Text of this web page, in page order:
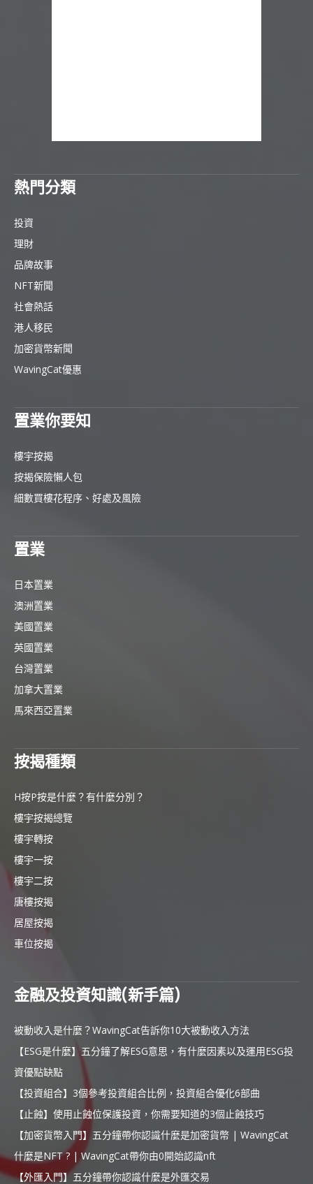
熱門分類
投資
理財
品牌故事
NFT新聞
社會熱話
港人移民
加密貨幣新聞
WavingCat優惠
置業你要知
樓宇按揭
按揭保險懶人包
細數買樓花程序、好處及風險
置業
日本置業
澳洲置業
美國置業
英國置業
台灣置業
加拿大置業
馬來西亞置業
按揭種類
H按P按是什麼？有什麼分別？
樓宇按揭總覽
樓宇轉按
樓宇一按
樓宇二按
唐樓按揭
居屋按揭
車位按揭
金融及投資知識(新手篇)
被動收入是什麼？WavingCat告訴你10大被動收入方法
【ESG是什麼】五分鐘了解ESG意思，有什麼因素以及運用ESG投
資優點缺點
【投資組合】3個參考投資組合比例，投資組合優化6部曲
【止蝕】使用止蝕位保護投資，你需要知道的3個止蝕技巧
【加密貨幣入門】五分鐘帶你認識什麼是加密貨幣 | WavingCat
什麼是NFT ? | WavingCat帶你由0開始認識nft
【外匯入門】五分鐘帶你認識什麼是外匯交易